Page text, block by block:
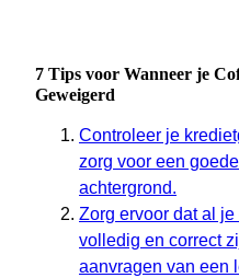
7 Tips voor Wanneer je
Geweigerd
Controleer je
zorg voor een
achtergrond.
Zorg ervoor dat al
volledig en correct
aanvragen van een